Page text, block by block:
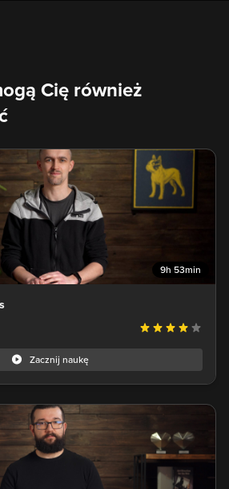
Cię również
9h 53min
Zacznij naukę